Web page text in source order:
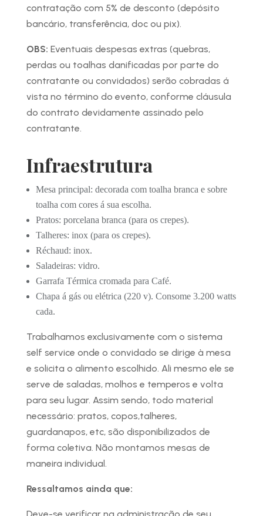
contratação com 5% de desconto (depósito
bancário, transferência, doc ou pix).
OBS: Eventuais despesas extras (quebras,
perdas ou toalhas danificadas por parte do
contratante ou convidados) serão cobradas á
vista no término do evento, conforme cláusula
do contrato devidamente assinado pelo
contratante.
Infraestrutura
Mesa principal: decorada com toalha branca e sobre
toalha com cores á sua escolha.
Pratos: porcelana branca (para os crepes).
Talheres: inox (para os crepes).
Réchaud: inox.
Saladeiras: vidro.
Garrafa Térmica cromada para Café.
Chapa á gás ou elétrica (220 v). Consome 3.200 watts
cada.
Trabalhamos exclusivamente com o sistema
self service onde o convidado se dirige à mesa
e solicita o alimento escolhido. Ali mesmo ele se
serve de saladas, molhos e temperos e volta
para seu lugar. Assim sendo, todo material
necessário: pratos, copos,talheres,
guardanapos, etc, são disponibilizados de
forma coletiva. Não montamos mesas de
maneira individual.
Ressaltamos ainda que: